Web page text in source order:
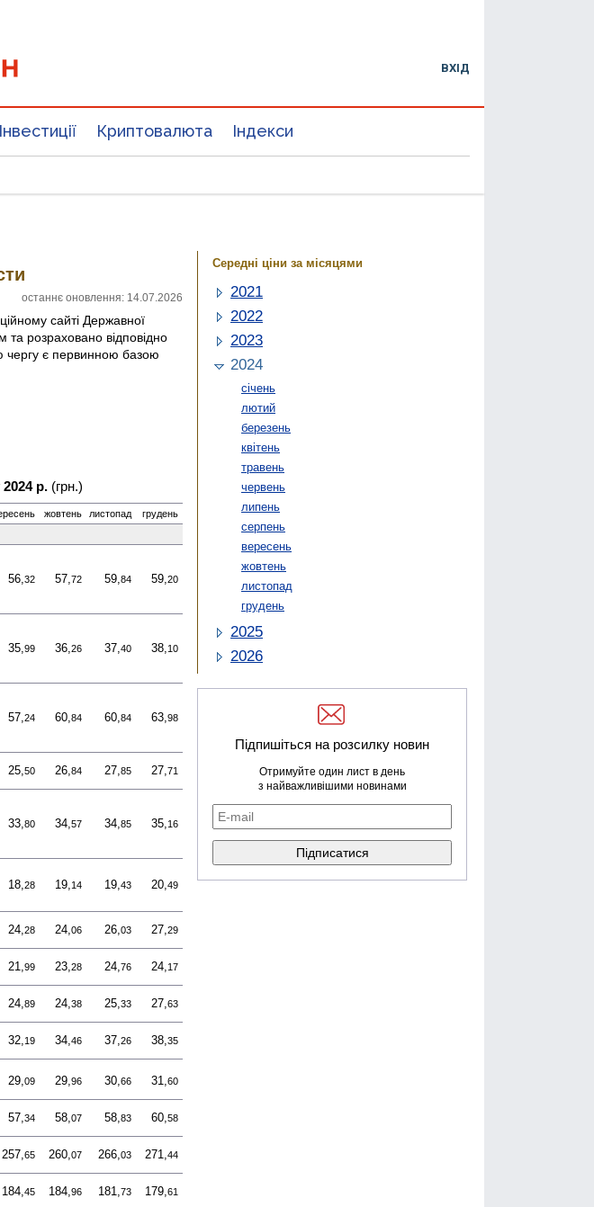
ВХІД
Інвестиції Криптовалюта Індекси
останнє оновлення: 14.07.2026
сайті Державної
та розраховано відповідно
чергу є первинною базою
2024 р. (грн.)
жовтень листопад грудень
56,32 57,72 59,84 59,20
35,99 36,26 37,40 38, 10
57,24 60,84 60,84 63,98
25,50 26,84 27,85 27,71
33,80 34,57 34,85 35, 16
18,28 19, 14 19,43 20,49
24,28 24,06 26,03 27,29
21,99 23,28 24,76 24, 17
24,89 24,38 25,33 27,63
32, 19 34,46 37,26 38,35
29,09 29,96 30,66 31,60
57,34 58,07 58,83 60,58
257,65 260,07 266,03 271,44
184,45 184,96 181,73 179,61
Середні ціни за місяцями
2021
2022
2023
2024
січень
лютий
березень
квітень
травень
червень
липень
серпень
вересень
жовтень
листопад
грудень
2025
2026
Підпишіться на розсилку новин
Отримуйте один лист в день
з найважливішими новинами